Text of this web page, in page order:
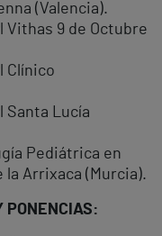
(Valencia).
Vithas 9 de Octubre
Clínico
Santa Lucía
Pediátrica en
Arrixaca (Murcia).
PONENCIAS: